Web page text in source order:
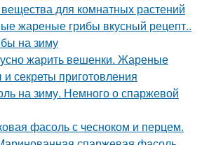
для комнатных растений
жареные грибы вкусный рецепт..
на зиму
жарить вешенки. Жареные
секреты приготовления
на зиму. Немного о спаржевой
фасоль с чесноком и перцем.